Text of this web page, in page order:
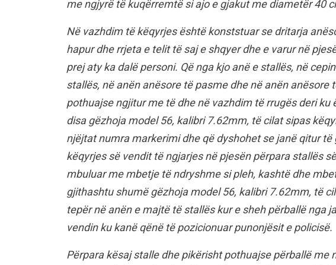
me ngjyrë të kuqërremtë si ajo e gjakut me diametër 40
Në vazhdim të këqyrjes është konststuar se dritarja
hapur dhe rrjeta e telit të saj e shqyer dhe e varur në
prej aty ka dalë personi. Që nga kjo anë e stallës, në
stallës, në anën anësore të pasme dhe në anën anësore
pothuajse ngjitur me të dhe në vazhdim të rrugës deri ku
disa gëzhoja model 56, kalibri 7.62mm, të cilat sipas
njëjtat numra markerimi dhe që dyshohet se janë qitur
këqyrjes së vendit të ngjarjes në pjesën përpara stallës
mbuluar me mbetje të ndryshme si pleh, kashtë dhe
gjithashtu shumë gëzhoja model 56, kalibri 7.62mm, të
tepër në anën e majtë të stallës kur e sheh përballë nga
vendin ku kanë qënë të pozicionuar punonjësit e policisë.
Përpara kësaj stalle dhe pikërisht pothuajse përballë me